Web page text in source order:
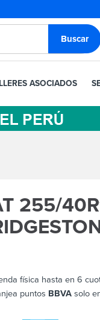
ASOCIADOS
255/
física hasta en 6
puntos BBVA solo